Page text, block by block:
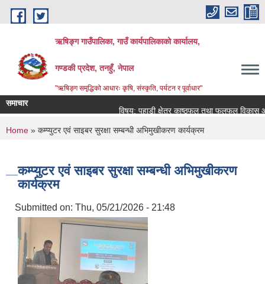
Skip to main content
ऋषिङ्ग गाउँपालिका, गाउँ कार्यपालिकाको कार्यालय,
गण्डकी प्रदेश, तनहुँ, नेपाल
"ऋषिङ्ग समृद्धिको आधारः कृषि, संस्कृति, पर्यटन र पूर्वाधार"
समाचार
विषय: पहाडी क्षेत्र काष्ठफल तथा फलफूल विकास
You are here
Home » कम्प्युटर एवं साइबर सुरक्षा सम्बन्धी अभिमुखीकरण कार्यक्रम
कम्प्युटर एवं साइबर सुरक्षा सम्बन्धी अभिमुखीकरण
कार्यक्रम
Submitted on: Thu, 05/21/2026 - 21:48